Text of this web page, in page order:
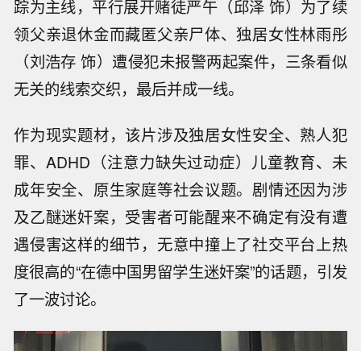
踪为主线，平行展开赌徒严午（邱泽 饰）为了续
领父亲退休金而藏匿父亲尸体、独居女性林雨彤
（刘浩存 饰）遭侵犯未报警两起案件，三条看似
无关的线索交织，最后并成一线。
作为现实题材，该片涉及独居女性安全、熟人犯
罪、ADHD（注意力缺失过动症）儿童教育、未
成年安全、原生家庭等社会议题。剧情还因为涉
及乙醚迷奸案，受害者可能醒来不确定有没有遭
遇侵害这样的细节，无意中撞上了社交平台上热
度很高的“在德中国男留学生迷奸案”的话题，引发
了一波讨论。